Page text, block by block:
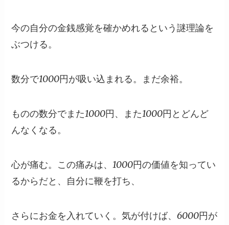
今の自分の金銭感覚を確かめれるという謎理論を
ぶつける。
数分で1000円が吸い込まれる。まだ余裕。
ものの数分でまた1000円、また1000円とどんど
んなくなる。
心が痛む。この痛みは、1000円の価値を知ってい
るからだと、自分に鞭を打ち、
さらにお金を入れていく。気が付けば、6000円が